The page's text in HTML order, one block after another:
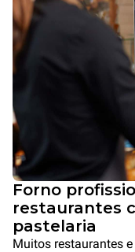
Forno
restaurantes
pastelaria
Muitos restaurantes